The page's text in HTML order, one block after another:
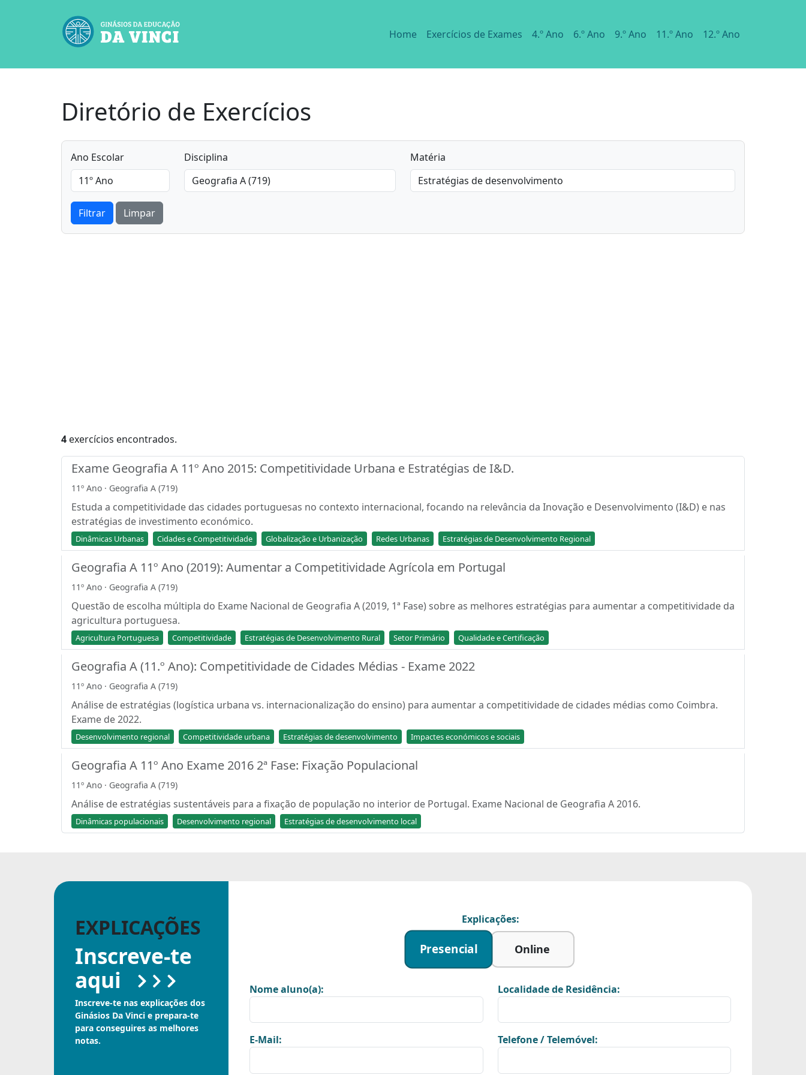
Home Exercícios de Exames 4.º Ano 6.º Ano 9.º Ano 11.º Ano 12.º Ano
Diretório de Exercícios
Ano Escolar Disciplina Matéria
Filtrar Limpar
4 exercícios encontrados.
Exame Geografia A 11º Ano 2015: Competitividade Urbana e Estratégias de I&D.
11º Ano · Geografia A (719)
Estuda a competitividade das cidades portuguesas no contexto internacional, focando na relevância da Inovação e Desenvolvimento (I&D) e nas
estratégias de investimento económico.
Dinâmicas Urbanas Cidades e Competitividade Globalização e Urbanização Redes Urbanas Estratégias de Desenvolvimento Regional
Geografia A 11º Ano (2019): Aumentar a Competitividade Agrícola em Portugal
11º Ano · Geografia A (719)
Questão de escolha múltipla do Exame Nacional de Geografia A (2019, 1ª Fase) sobre as melhores estratégias para aumentar a competitividade da
agricultura portuguesa.
Agricultura Portuguesa Competitividade Estratégias de Desenvolvimento Rural Setor Primário Qualidade e Certificação
Geografia A (11.º Ano): Competitividade de Cidades Médias - Exame 2022
11º Ano · Geografia A (719)
Análise de estratégias (logística urbana vs. internacionalização do ensino) para aumentar a competitividade de cidades médias como Coimbra.
Exame de 2022.
Desenvolvimento regional Competitividade urbana Estratégias de desenvolvimento Impactes económicos e sociais
Geografia A 11º Ano Exame 2016 2ª Fase: Fixação Populacional
11º Ano · Geografia A (719)
Análise de estratégias sustentáveis para a fixação de população no interior de Portugal. Exame Nacional de Geografia A 2016.
Dinâmicas populacionais Desenvolvimento regional Estratégias de desenvolvimento local
EXPLICAÇÕES
Inscreve-te
aqui
Inscreve-te nas explicações dos
Ginásios Da Vinci e prepara-te
para conseguires as melhores
notas.
Explicações:
Presencial Online
Nome aluno(a): Localidade de Residência:
E-Mail: Telefone / Telemóvel: